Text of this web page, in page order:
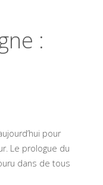
:
pour
Le prologue du
dans de tous